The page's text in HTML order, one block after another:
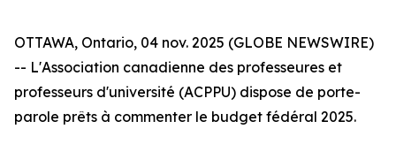
OTTAWA, Ontario, 04 nov. 2025 (GLOBE NEWSWIRE)
-- L'Association canadienne des professeures et
professeurs d'université (ACPPU) dispose de porte-
parole prêts à commenter le budget fédéral 2025.